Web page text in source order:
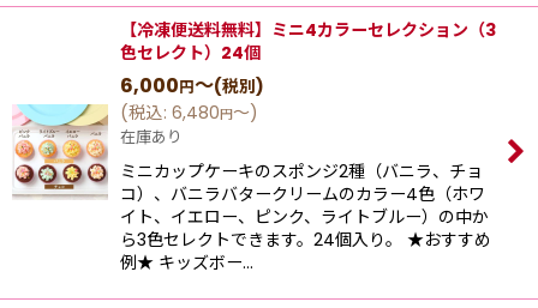
【冷凍便送料無料】ミニ4カラーセレクション（3
色セレクト）24個
6,000円～(税別)
(税込: 6,480円～)
在庫あり
ミニカップケーキのスポンジ2種（バニラ、チョ
コ）、バニラバタークリームのカラー4色（ホワ
イト、イエロー、ピンク、ライトブルー）の中か
ら3色セレクトできます。24個入り。 ★おすすめ
例★ キッズボー…